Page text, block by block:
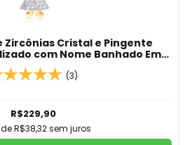
Zircônias Cristal e Pingente
com Nome Banhado Em
Ouro 18K
(3)
R$229,90
R$38,32 sem juros